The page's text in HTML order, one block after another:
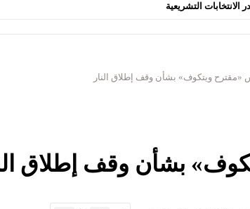
الحكومة البريطانية
ويتكوف» بشأن وقف إطلاق النار
بشأن وقف إطلاق